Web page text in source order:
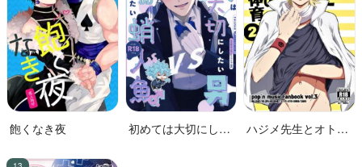
飽くなき夜
初めては大切にした
ハジメ先生とオトナ